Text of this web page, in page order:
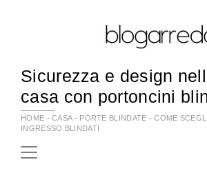
Sicurezza e design
casa con portoncini
HOME -CASA- PORTE BLINDATE -COME
INGRESSO BLINDATI